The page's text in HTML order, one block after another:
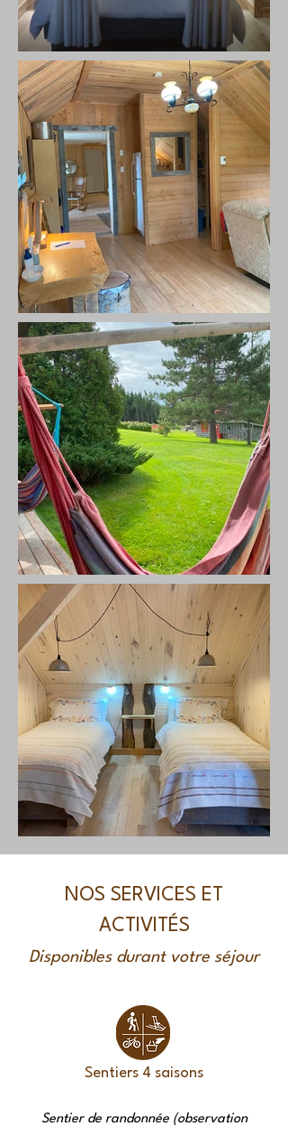
NOS SERVICES ET
ACTIVITÉS
Disponibles durant votre séjour
Sentiers 4 saisons
Sentier de randonnée (observation